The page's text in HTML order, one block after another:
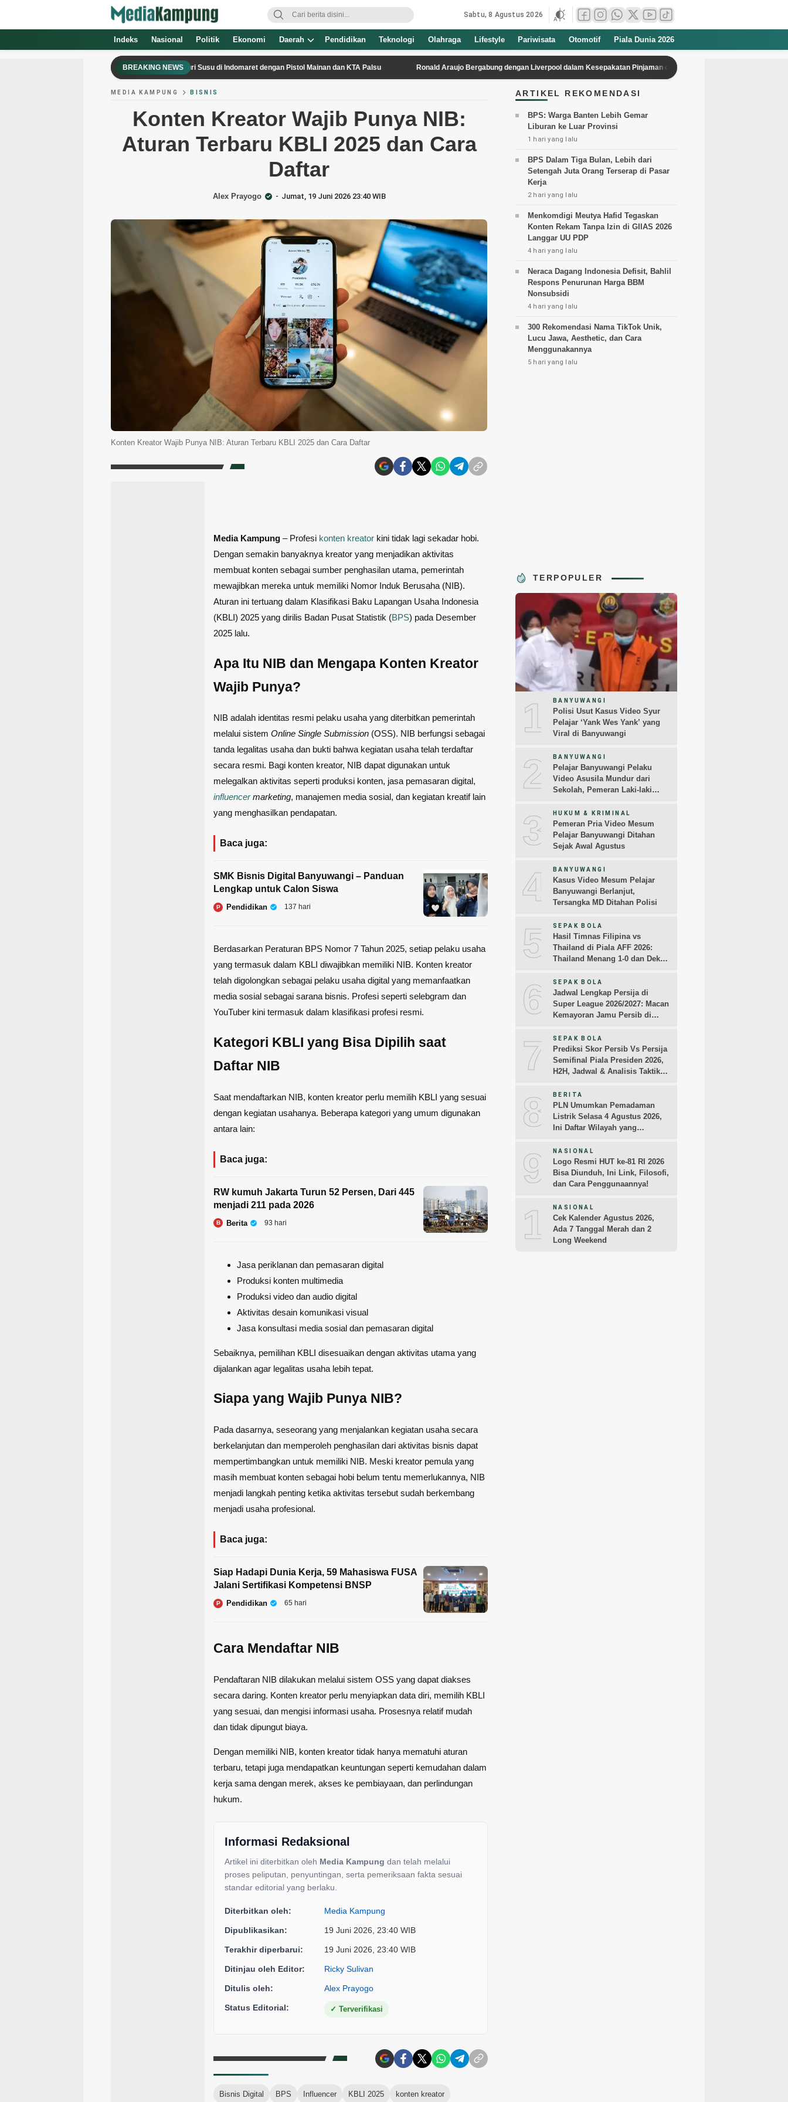
Sabtu, 8 Agustus 2026
Indeks Nasional Politik Ekonomi Daerah Pendidikan Teknologi Olahraga Lifestyle Pariwisata Otomotif Piala Dunia 2026
BREAKING NEWS
Nyamar Jadi Polisi, Pria di Palembang Curi Susu di Indomaret dengan Pistol Mainan dan KTA Palsu Ronald Araujo Bergabung dengan Liverpool dalam Kesepakatan Pinjaman dari Barcelona
MEDIA KAMPUNG BISNIS
Konten Kreator Wajib Punya NIB:
Aturan Terbaru KBLI 2025 dan Cara
Daftar
Alex Prayogo Jumat, 19 Juni 2026 23:40 WIB
Konten Kreator Wajib Punya NIB: Aturan Terbaru KBLI 2025 dan Cara Daftar
Media Kampung – Profesi konten kreator kini tidak lagi sekadar hobi.
Dengan semakin banyaknya kreator yang menjadikan aktivitas
membuat konten sebagai sumber penghasilan utama, pemerintah
mewajibkan mereka untuk memiliki Nomor Induk Berusaha (NIB).
Aturan ini tertuang dalam Klasifikasi Baku Lapangan Usaha Indonesia
(KBLI) 2025 yang dirilis Badan Pusat Statistik (BPS) pada Desember
2025 lalu.
Apa Itu NIB dan Mengapa Konten Kreator
Wajib Punya?
NIB adalah identitas resmi pelaku usaha yang diterbitkan pemerintah
melalui sistem Online Single Submission (OSS). NIB berfungsi sebagai
tanda legalitas usaha dan bukti bahwa kegiatan usaha telah terdaftar
secara resmi. Bagi konten kreator, NIB dapat digunakan untuk
melegalkan aktivitas seperti produksi konten, jasa pemasaran digital,
influencermarketing, manajemen media sosial, dan kegiatan kreatif lain
yang menghasilkan pendapatan.
Baca juga:
SMK Bisnis Digital Banyuwangi – Panduan
Lengkap untuk Calon Siswa
P Pendidikan 137 hari
Berdasarkan Peraturan BPS Nomor 7 Tahun 2025, setiap pelaku usaha
yang termasuk dalam KBLI diwajibkan memiliki NIB. Konten kreator
telah digolongkan sebagai pelaku usaha digital yang memanfaatkan
media sosial sebagai sarana bisnis. Profesi seperti selebgram dan
YouTuber kini termasuk dalam klasifikasi profesi resmi.
Kategori KBLI yang Bisa Dipilih saat
Daftar NIB
Saat mendaftarkan NIB, konten kreator perlu memilih KBLI yang sesuai
dengan kegiatan usahanya. Beberapa kategori yang umum digunakan
antara lain:
Baca juga:
RW kumuh Jakarta Turun 52 Persen, Dari 445
menjadi 211 pada 2026
B Berita 93 hari
Jasa periklanan dan pemasaran digital
Produksi konten multimedia
Produksi video dan audio digital
Aktivitas desain komunikasi visual
Jasa konsultasi media sosial dan pemasaran digital
Sebaiknya, pemilihan KBLI disesuaikan dengan aktivitas utama yang
dijalankan agar legalitas usaha lebih tepat.
Siapa yang Wajib Punya NIB?
Pada dasarnya, seseorang yang menjalankan kegiatan usaha secara
berkelanjutan dan memperoleh penghasilan dari aktivitas bisnis dapat
mempertimbangkan untuk memiliki NIB. Meski kreator pemula yang
masih membuat konten sebagai hobi belum tentu memerlukannya, NIB
menjadi langkah penting ketika aktivitas tersebut sudah berkembang
menjadi usaha profesional.
Baca juga:
Siap Hadapi Dunia Kerja, 59 Mahasiswa FUSA
Jalani Sertifikasi Kompetensi BNSP
P Pendidikan 65 hari
Cara Mendaftar NIB
Pendaftaran NIB dilakukan melalui sistem OSS yang dapat diakses
secara daring. Konten kreator perlu menyiapkan data diri, memilih KBLI
yang sesuai, dan mengisi informasi usaha. Prosesnya relatif mudah
dan tidak dipungut biaya.
Dengan memiliki NIB, konten kreator tidak hanya mematuhi aturan
terbaru, tetapi juga mendapatkan keuntungan seperti kemudahan dalam
kerja sama dengan merek, akses ke pembiayaan, dan perlindungan
hukum.
Informasi Redaksional
Artikel ini diterbitkan oleh Media Kampung dan telah melalui
proses peliputan, penyuntingan, serta pemeriksaan fakta sesuai
standar editorial yang berlaku.
Diterbitkan oleh: Media Kampung
Dipublikasikan: 19 Juni 2026, 23:40 WIB
Terakhir diperbarui: 19 Juni 2026, 23:40 WIB
Ditinjau oleh Editor: Ricky Sulivan
Ditulis oleh: Alex Prayogo
Status Editorial: ✓ Terverifikasi
Bisnis Digital BPS Influencer KBLI 2025 konten kreator
ARTIKEL REKOMENDASI
BPS: Warga Banten Lebih Gemar
Liburan ke Luar Provinsi
1 hari yang lalu
BPS Dalam Tiga Bulan, Lebih dari
Setengah Juta Orang Terserap di Pasar
Kerja
2 hari yang lalu
Menkomdigi Meutya Hafid Tegaskan
Konten Rekam Tanpa Izin di GIIAS 2026
Langgar UU PDP
4 hari yang lalu
Neraca Dagang Indonesia Defisit, Bahlil
Respons Penurunan Harga BBM
Nonsubsidi
4 hari yang lalu
300 Rekomendasi Nama TikTok Unik,
Lucu Jawa, Aesthetic, dan Cara
Menggunakannya
5 hari yang lalu
TERPOPULER
1 BANYUWANGI
Polisi Usut Kasus Video Syur
Pelajar ‘Yank Wes Yank’ yang
Viral di Banyuwangi
2 BANYUWANGI
Pelajar Banyuwangi Pelaku
Video Asusila Mundur dari
Sekolah, Pemeran Laki-laki
3 HUKUM & KRIMINAL
Pemeran Pria Video Mesum
Pelajar Banyuwangi Ditahan
Sejak Awal Agustus
4 BANYUWANGI
Kasus Video Mesum Pelajar
Banyuwangi Berlanjut,
Tersangka MD Ditahan Polisi
5 SEPAK BOLA
Hasil Timnas Filipina vs
Thailand di Piala AFF 2026:
Thailand Menang 1-0 dan Dekati
6 SEPAK BOLA
Jadwal Lengkap Persija di
Super League 2026/2027: Macan
Kemayoran Jamu Persib di
7 SEPAK BOLA
Prediksi Skor Persib Vs Persija
Semifinal Piala Presiden 2026,
H2H, Jadwal & Analisis Taktik
8 BERITA
PLN Umumkan Pemadaman
Listrik Selasa 4 Agustus 2026,
Ini Daftar Wilayah yang
9 NASIONAL
Logo Resmi HUT ke-81 RI 2026
Bisa Diunduh, Ini Link, Filosofi,
dan Cara Penggunaannya!
10NASIONAL
Cek Kalender Agustus 2026,
Ada 7 Tanggal Merah dan 2
Long Weekend